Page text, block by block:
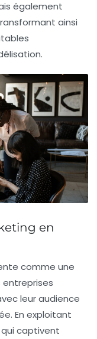
également
ainsi
en
comme une
leur audience
En exploitant
captivent